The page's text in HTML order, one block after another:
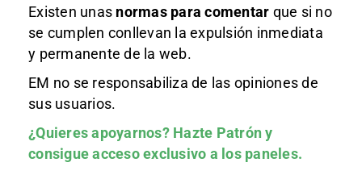
Existen unas normas para comentar que si no
se cumplen conllevan la expulsión inmediata
y permanente de la web.
EM no se responsabiliza de las opiniones de
sus usuarios.
¿Quieres apoyarnos? Hazte Patróny
consigue acceso exclusivo a los paneles.